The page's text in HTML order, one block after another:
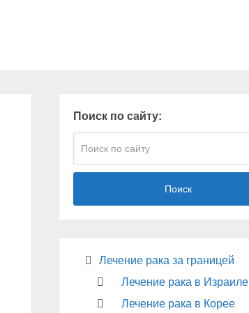
Поиск по сайту:
Поиск
Лечение рака за границей
Лечение рака в Израиле
Лечение рака в Корее